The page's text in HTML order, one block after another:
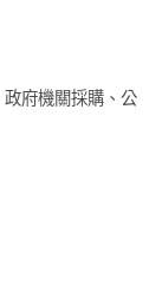
政府機關採購、公